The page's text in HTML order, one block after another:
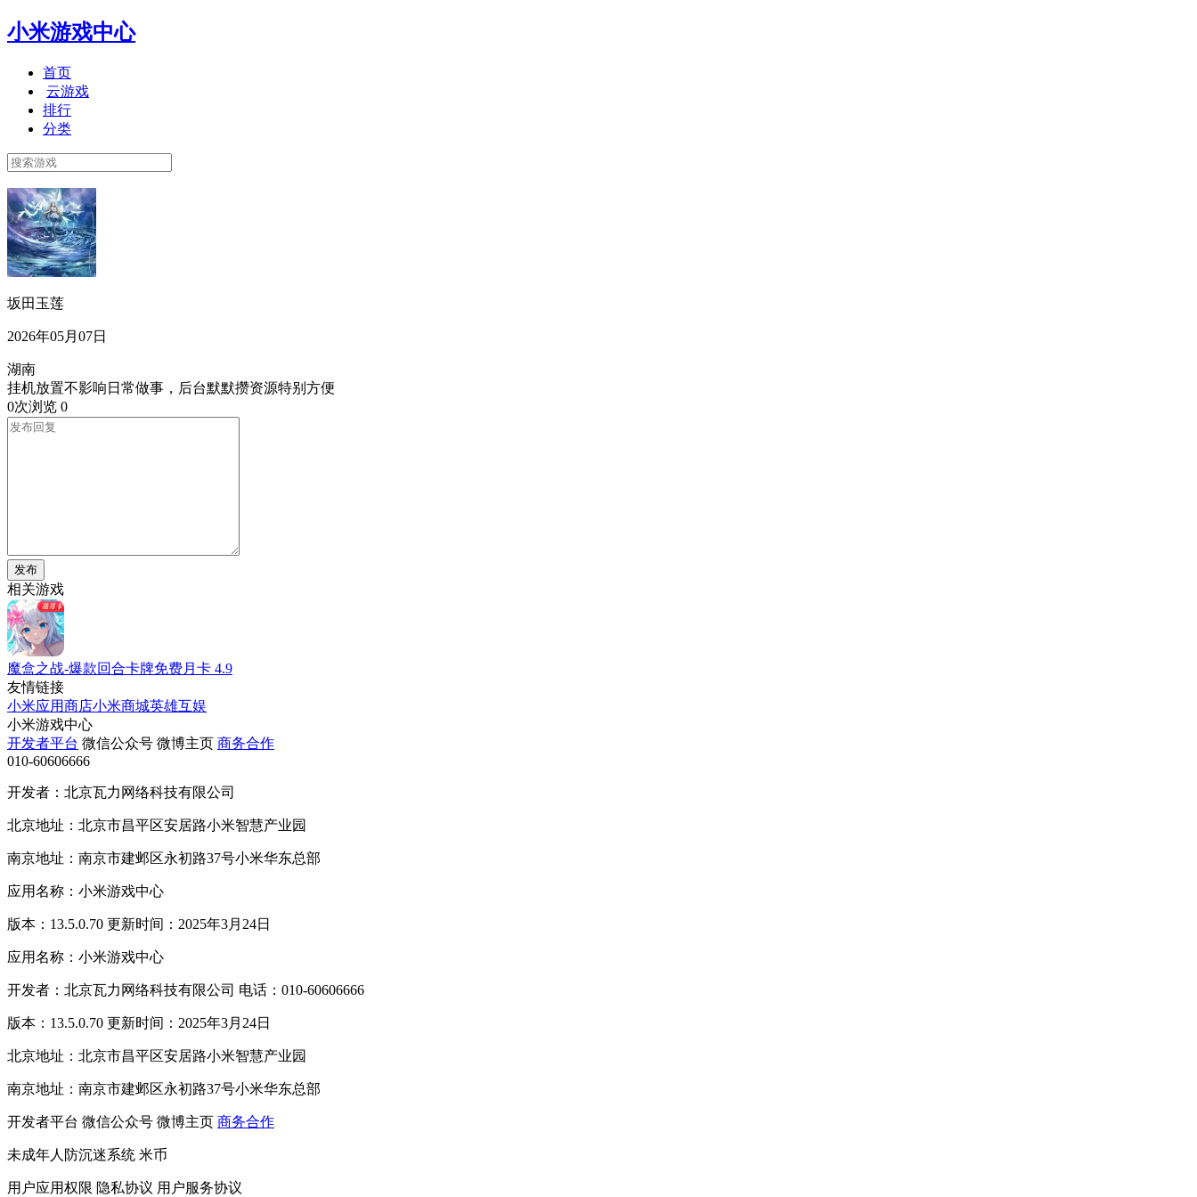
小米游戏中心
首页
云游戏
排行
分类
坂田玉莲
2026年05月07日
湖南
挂机放置不影响日常做事，后台默默攒资源特别方便
0次浏览 0
发布
相关游戏
魔盒之战-爆款回合卡牌免费月卡 4.9
友情链接
小米应用商店小米商城英雄互娱
小米游戏中心
开发者平台 微信公众号 微博主页 商务合作
010-60606666
开发者：北京瓦力网络科技有限公司
北京地址：北京市昌平区安居路小米智慧产业园
南京地址：南京市建邺区永初路37号小米华东总部
应用名称：小米游戏中心
版本：13.5.0.70 更新时间：2025年3月24日
应用名称：小米游戏中心
开发者：北京瓦力网络科技有限公司 电话：010-60606666
版本：13.5.0.70 更新时间：2025年3月24日
北京地址：北京市昌平区安居路小米智慧产业园
南京地址：南京市建邺区永初路37号小米华东总部
开发者平台 微信公众号 微博主页 商务合作
未成年人防沉迷系统 米币
用户应用权限 隐私协议 用户服务协议